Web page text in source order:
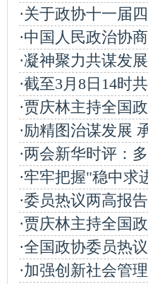
·关于政协十一届
·中国人民政治协
·凝神聚力共谋发
·截至3月8日14时
·贾庆林主持全国
·励精图治谋发展
·两会新华时评：
·牢牢把握"稳中
·委员热议两高报
·贾庆林主持全国
·全国政协委员热
·加强创新社会管